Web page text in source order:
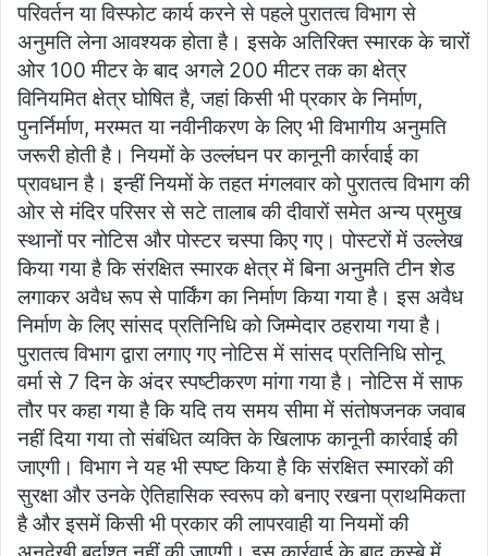
परिवर्तन या विस्फोट कार्य करने से पहले पुरातत्व विभाग से
अनुमति लेना आवश्यक होता है। इसके अतिरिक्त स्मारक के चारों
ओर 100 मीटर के बाद अगले 200 मीटर तक का क्षेत्र
विनियमित क्षेत्र घोषित है, जहां किसी भी प्रकार के निर्माण,
पुनर्निर्माण, मरम्मत या नवीनीकरण के लिए भी विभागीय अनुमति
जरूरी होती है। नियमों के उल्लंघन पर कानूनी कार्रवाई का
प्रावधान है। इन्हीं नियमों के तहत मंगलवार को पुरातत्व विभाग की
ओर से मंदिर परिसर से सटे तालाब की दीवारों समेत अन्य प्रमुख
स्थानों पर नोटिस और पोस्टर चस्पा किए गए। पोस्टरों में उल्लेख
किया गया है कि संरक्षित स्मारक क्षेत्र में बिना अनुमति टीन शेड
लगाकर अवैध रूप से पार्किंग का निर्माण किया गया है। इस अवैध
निर्माण के लिए सांसद प्रतिनिधि को जिम्मेदार ठहराया गया है।
पुरातत्व विभाग द्वारा लगाए गए नोटिस में सांसद प्रतिनिधि सोनू
वर्मा से 7 दिन के अंदर स्पष्टीकरण मांगा गया है। नोटिस में साफ
तौर पर कहा गया है कि यदि तय समय सीमा में संतोषजनक जवाब
नहीं दिया गया तो संबंधित व्यक्ति के खिलाफ कानूनी कार्रवाई की
जाएगी। विभाग ने यह भी स्पष्ट किया है कि संरक्षित स्मारकों की
सुरक्षा और उनके ऐतिहासिक स्वरूप को बनाए रखना प्राथमिकता
है और इसमें किसी भी प्रकार की लापरवाही या नियमों की